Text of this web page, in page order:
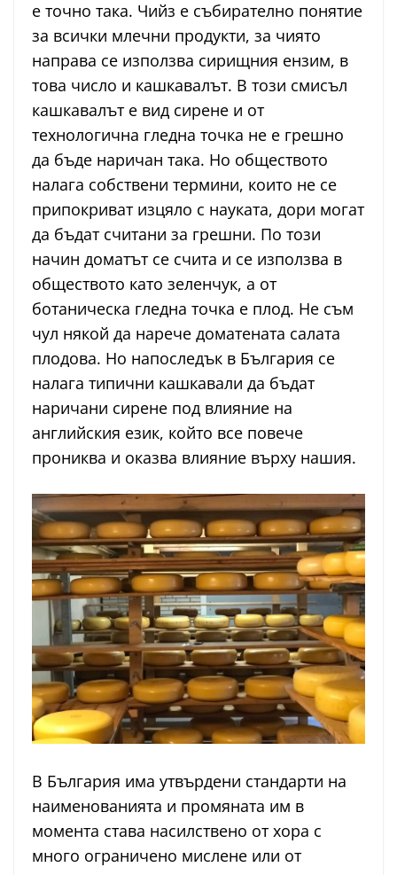
е точно така. Чийз е събирателно понятие
за всички млечни продукти, за чиято
направа се използва сирищния ензим, в
това число и кашкавалът. В този смисъл
кашкавалът е вид сирене и от
технологична гледна точка не е грешно
да бъде наричан така. Но обществото
налага собствени термини, които не се
припокриват изцяло с науката, дори могат
да бъдат считани за грешни. По този
начин доматът се счита и се използва в
обществото като зеленчук, а от
ботаническа гледна точка е плод. Не съм
чул някой да нарече доматената салата
плодова. Но напоследък в България се
налага типични кашкавали да бъдат
наричани сирене под влияние на
английския език, който все повече
прониква и оказва влияние върху нашия.
В България има утвърдени стандарти на
наименованията и промяната им в
момента става насилствено от хора с
много ограничено мислене или от